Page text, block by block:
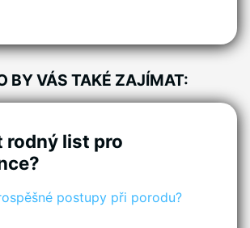
BY VÁS TAKÉ ZAJÍMAT:
rodný list pro